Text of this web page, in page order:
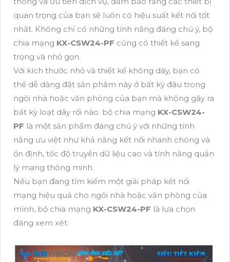
quan trọng của bạn sẽ luôn có hiệu suất kết nối tốt
nhất. Không chỉ có những tính năng đáng chú ý, bộ
chia mạng KX-CSW24-PF cũng có thiết kế sang
trọng và nhỏ gọn.
Với kích thước nhỏ và thiết kế không dây, bạn có
thể dễ dàng đặt sản phẩm này ở bất kỳ đâu trong
ngôi nhà hoặc văn phòng của bạn mà không gây ra
bất kỳ loạt dây rối nào. bộ chia mạng KX-CSW24-
PF là một sản phẩm đáng chú ý với những tính
năng ưu việt như khả năng kết nối nhanh chóng và
ổn định, tốc độ truyền dữ liệu cao và tính năng quản
lý mạng thông minh.
Nếu bạn đang tìm kiếm một giải pháp kết nối
mạng hiệu quả cho ngôi nhà hoặc văn phòng của
mình, bộ chia mạng KX-CSW24-PF là lựa chọn
đáng xem xét.